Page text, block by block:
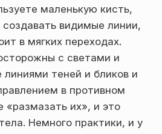
маленькую кисть,
видимые линии,
в мягких переходах.
с светами и
теней и бликов и
в противном
«размазать их», и это
Немного практики, и у